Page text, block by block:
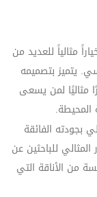
مثالياً للعديد من
يتميز بتصميمه
مثاليًا لمن يسعى
المحيطة.
بجودته الفائقة
للباحثين عن
من الأناقة التي